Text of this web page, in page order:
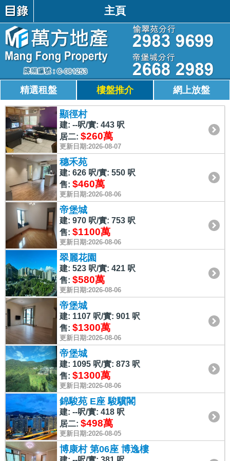
主頁
精選租盤 樓盤推介 網上放盤
顯徑村
建: --呎/實: 443 呎
居二: $260萬
更新日期:2026-08-07
穗禾苑
建: 626 呎/實: 550 呎
售: $460萬
更新日期:2026-08-06
帝堡城
建: 970 呎/實: 753 呎
售: $1100萬
更新日期:2026-08-06
翠麗花園
建: 523 呎/實: 421 呎
售: $580萬
更新日期:2026-08-06
帝堡城
建: 1107 呎/實: 901 呎
售: $1300萬
更新日期:2026-08-06
帝堡城
建: 1095 呎/實: 873 呎
售: $1300萬
更新日期:2026-08-06
錦駿苑 E座 駿驥閣
建: --呎/實: 418 呎
居二: $498萬
更新日期:2026-08-05
博康村 第06座 博逸樓